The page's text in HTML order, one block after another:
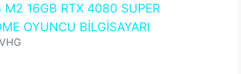
M2 16GB RTX 4080 SUPER
OYUNCU BİLGİSAYARI